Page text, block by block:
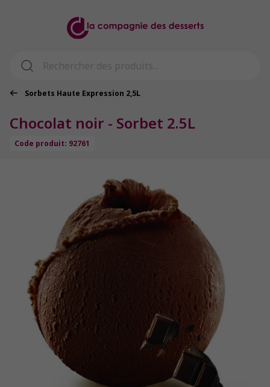
Sorbets Haute Expression 2,5L
Chocolat noir - Sorbet 2.5L
Code produit: 92761